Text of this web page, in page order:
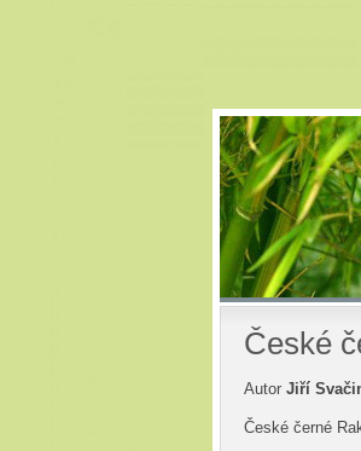
České
Autor Jiří
České černé